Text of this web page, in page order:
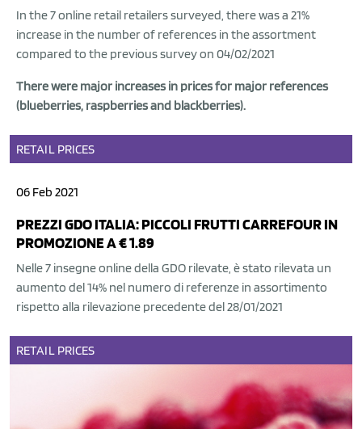
In the 7 online retail retailers surveyed, there was a 21%
increase in the number of references in the assortment
compared to the previous survey on 04/02/2021
There were major increases in prices for major references
(blueberries, raspberries and blackberries).
RETAIL PRICES
06 Feb 2021
PREZZI GDO ITALIA: PICCOLI FRUTTI CARREFOUR IN
PROMOZIONE A € 1.89
Nelle 7 insegne online della GDO rilevate, è stato rilevata un
aumento del 14% nel numero di referenze in assortimento
rispetto alla rilevazione precedente del 28/01/2021
RETAIL PRICES